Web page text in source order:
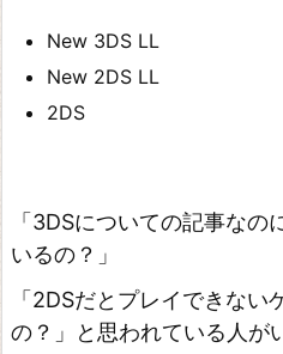
と
め
New 3DS LL
New 2DS LL
2DS
「3DSについての記事な
いるの？」
「2DSだとプレイできな
の？」と思われている人が